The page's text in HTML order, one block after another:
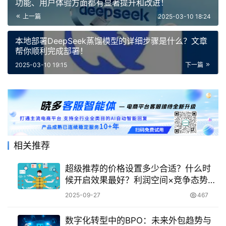
功能、用户体验方面都有显著提升和改进！
上一篇 2025-03-10 18:24
本地部署DeepSeek蒸馏模型的详细步骤是什么？文章
帮你顺利完成部署！
下一篇
2025-03-10 19:15
相关推荐
超级推荐的价格设置多少合适？什么时
候开启效果最好？利润空间×竞争态势×
推广目标价格|选品×预算×黄金时段抓时
2025-09-27 467
数字化转型中的BPO：未来外包趋势与